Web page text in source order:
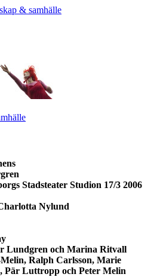
Stadsteater Studion 17/3 2006
Nylund
Lundgren och Marina Ritvall
Ralph Carlsson, Marie
Pär Luttropp och Peter Melin